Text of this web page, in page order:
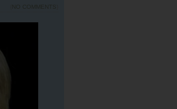
NO COMMENTS